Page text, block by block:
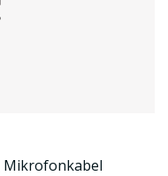
Mikrofonkabel